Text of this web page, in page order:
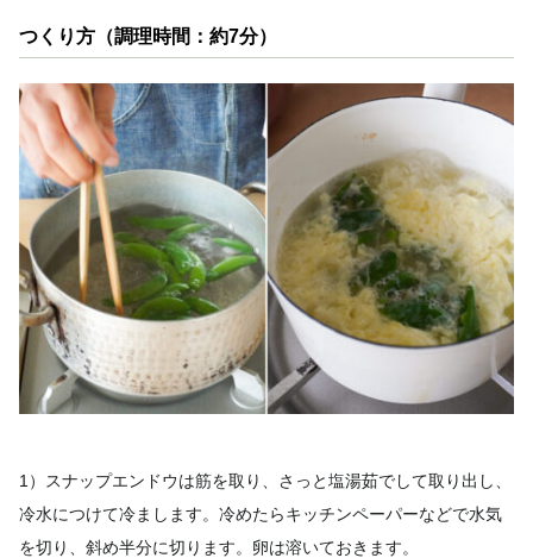
つくり方（調理時間：約7分）
1）スナップエンドウは筋を取り、さっと塩湯茹でして取り出し、
冷水につけて冷まします。冷めたらキッチンペーパーなどで水気
を切り、斜め半分に切ります。卵は溶いておきます。